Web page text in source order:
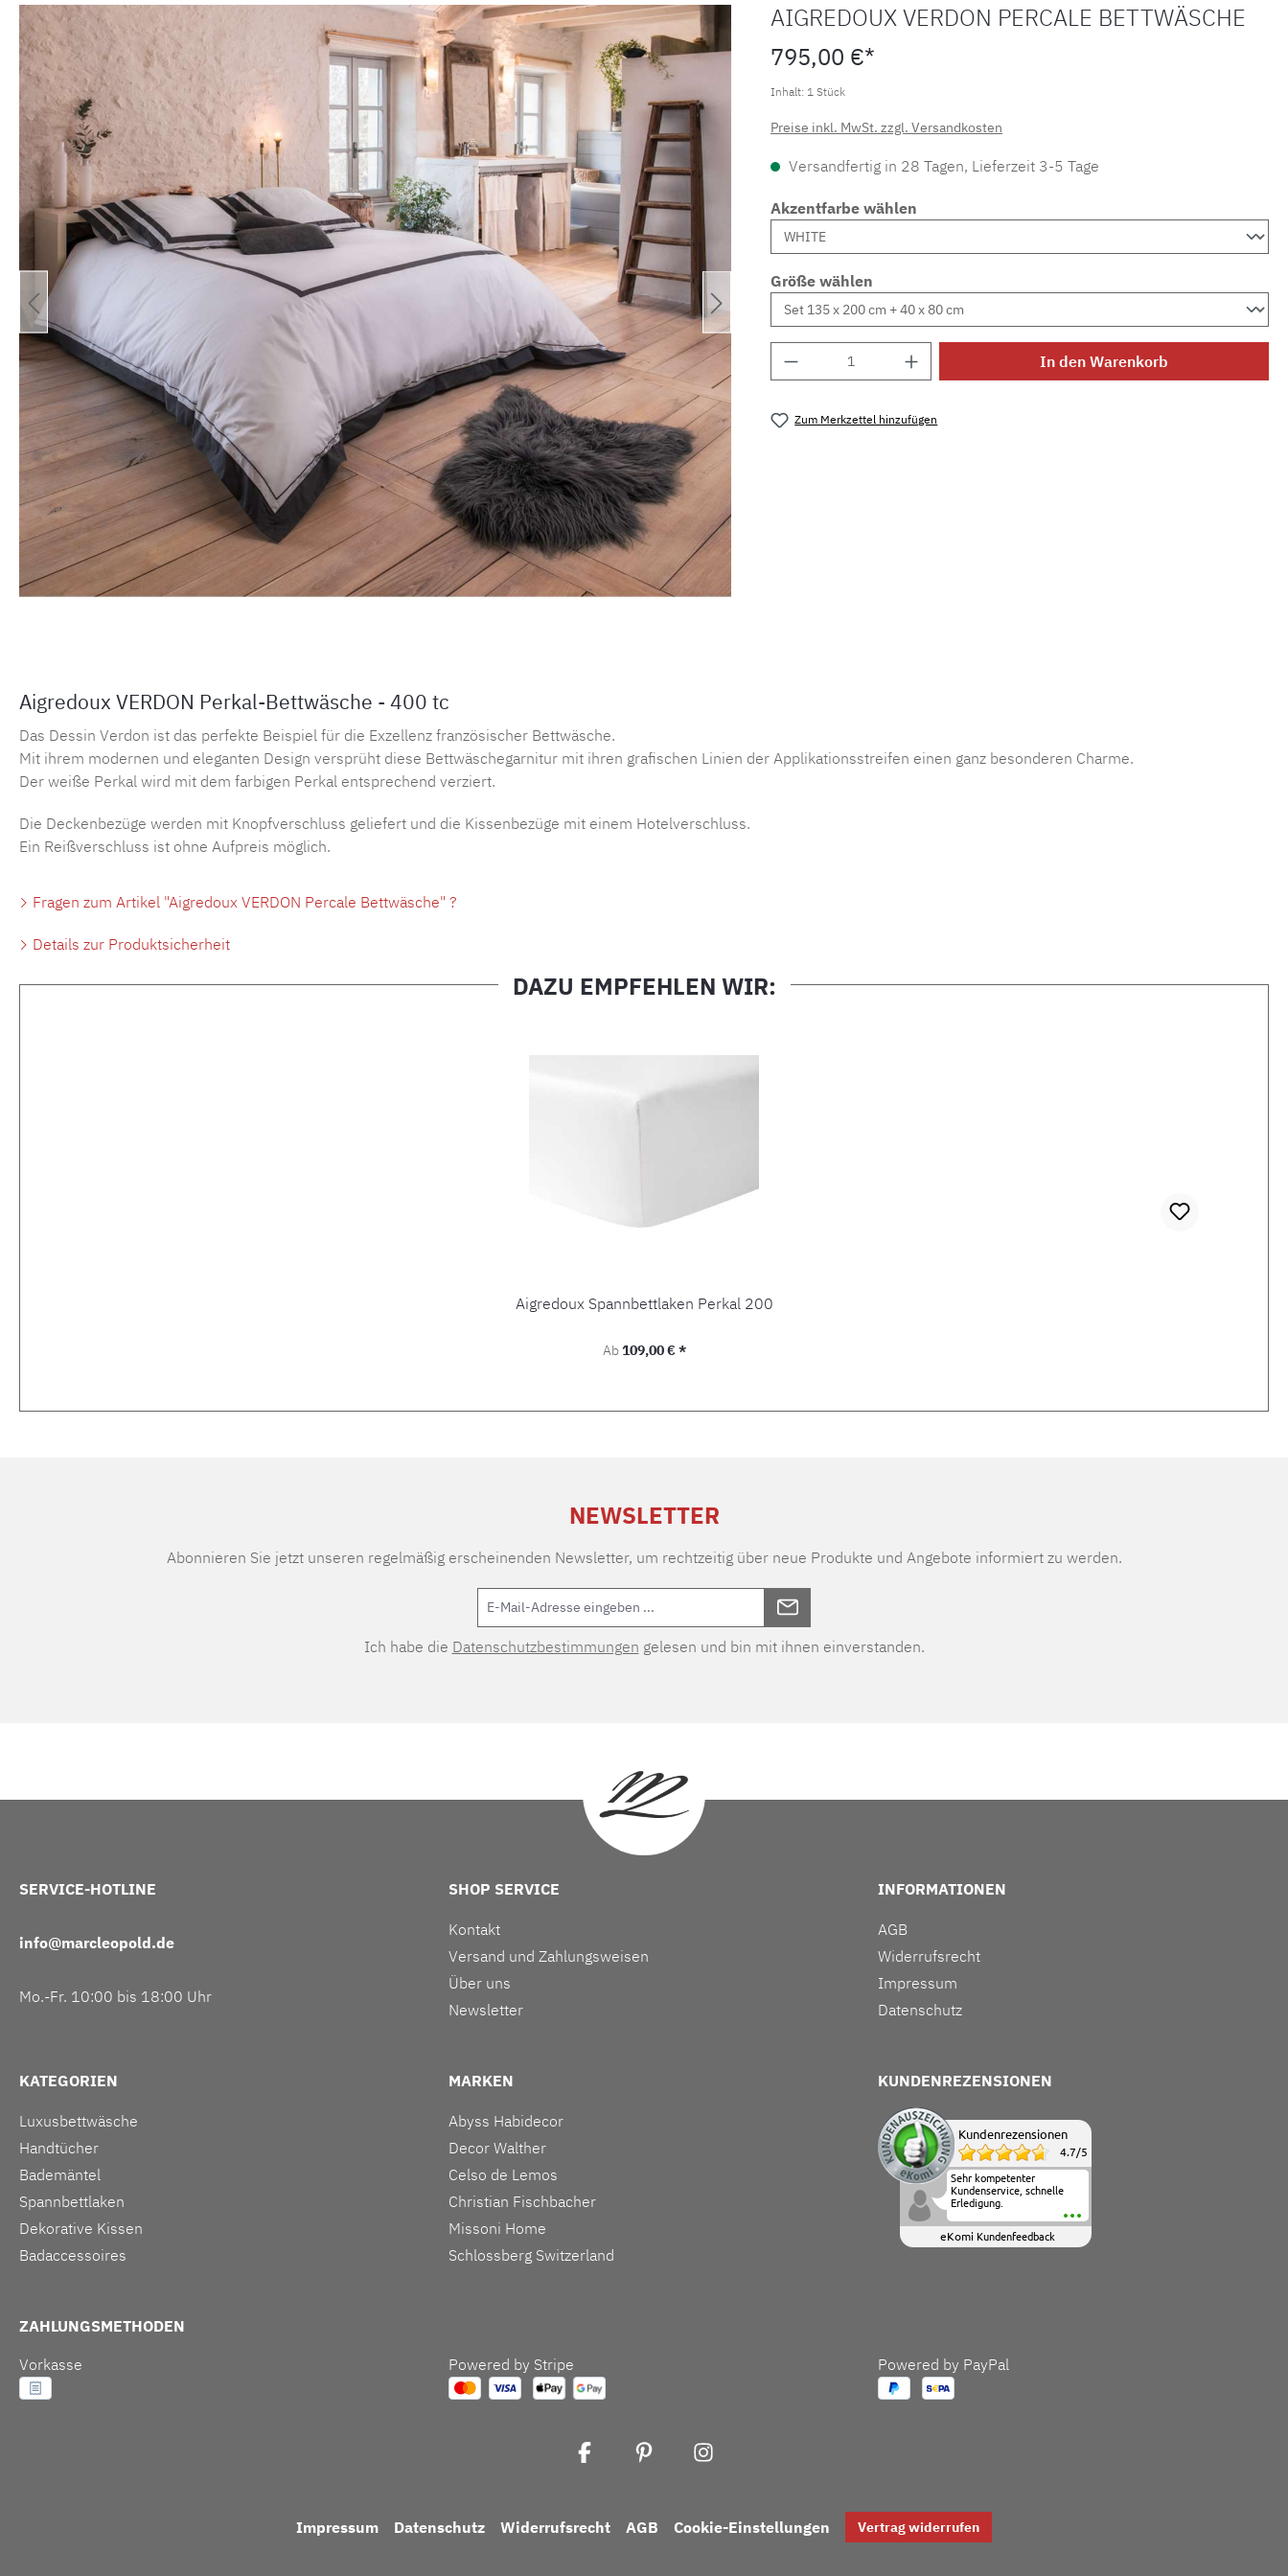
Bildergalerie überspringen
AIGREDOUX VERDON PERCALE BETTWÄSCHE
795,00 €*
Inhalt: 1 Stück
Preise inkl. MwSt. zzgl. Versandkosten
Versandfertig in 28 Tagen, Lieferzeit 3-5 Tage
Akzentfarbe wählen
Größe wählen
Produkt Anzahl: Gib den gewünschten Wert ein
In den Warenkorb
Zum Merkzettel hinzufügen
Aigredoux VERDON Perkal-Bettwäsche - 400 tc
Das Dessin Verdon ist das perfekte Beispiel für die Exzellenz französischer Bettwäsche.
Mit ihrem modernen und eleganten Design versprüht diese Bettwäschegarnitur mit ihren grafischen Linien der Applikationsstreifen einen ganz besonderen Charme.
Der weiße Perkal wird mit dem farbigen Perkal entsprechend verziert.
Die Deckenbezüge werden mit Knopfverschluss geliefert und die Kissenbezüge mit einem Hotelverschluss.
Ein Reißverschluss ist ohne Aufpreis möglich.
Fragen zum Artikel "Aigredoux VERDON Percale Bettwäsche" ?
Details zur Produktsicherheit
DAZU EMPFEHLEN WIR:
Aigredoux Spannbettlaken Perkal 200
Regulärer Preis:
Ab109,00 € *
NEWSLETTER
Abonnieren Sie jetzt unseren regelmäßig erscheinenden Newsletter, um rechtzeitig über neue Produkte und Angebote informiert zu werden.
Ich habe die Datenschutzbestimmungen gelesen und bin mit ihnen einverstanden.
SERVICE-HOTLINE
info@marcleopold.de
Mo.-Fr. 10:00 bis 18:00 Uhr
SHOP SERVICE
Kontakt
Versand und Zahlungsweisen
Über uns
Newsletter
INFORMATIONEN
AGB
Widerrufsrecht
Impressum
Datenschutz
KATEGORIEN
Luxusbettwäsche
Handtücher
Bademäntel
Spannbettlaken
Dekorative Kissen
Badaccessoires
MARKEN
Abyss Habidecor
Decor Walther
Celso de Lemos
Christian Fischbacher
Missoni Home
Schlossberg Switzerland
KUNDENREZENSIONEN
Kundenrezensionen
4.7/5
Sehr kompetenter
Kundenservice, schnelle
Erledigung.
eKomi Kundenfeedback
ZAHLUNGSMETHODEN
Vorkasse
Powered by Stripe Powered by PayPal
Impressum Datenschutz Widerrufsrecht AGB Cookie-Einstellungen Vertrag widerrufen